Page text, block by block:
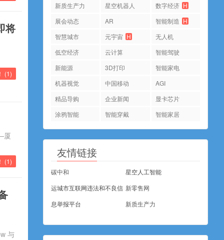
将
(1)
厦
(1)
与
新质生产力
星空机器人 数字经济 H
展会动态
AR 智能制造 H
智慧城市
元宇宙 H
无人机
低空经济
云计算
智能驾驶
新能源
3D打印
智能家电
机器视觉
中国移动
AGI
精品导购
企业新闻
显卡芯片
涂鸦智能
智能穿戴 智能家居
友情链接
碳中和
星空人工智能
运城市互联网违法和不良信
息举报平台
新零售网
新质生产力